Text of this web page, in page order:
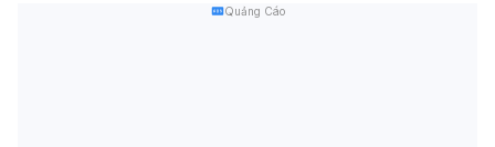
Quảng Cáo